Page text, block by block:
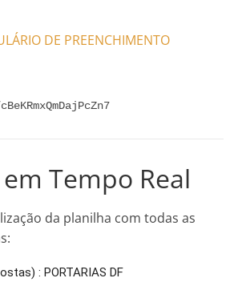
DE PREENCHIMENTO
Tempo Real
da planilha com todas as